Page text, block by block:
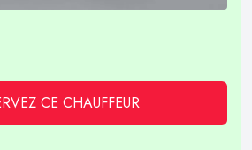
CE CHAUFFEUR